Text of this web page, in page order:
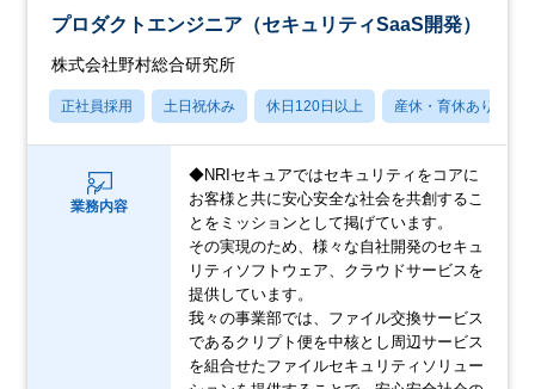
プロダクトエンジニア（セキュリティSaaS開発）
株式会社野村総合研究所
正社員採用 土日祝休み 休日120日以上 産休・育休あり
業務内容
◆NRIセキュアではセキュリティをコアに
お客様と共に安心安全な社会を共創するこ
とをミッションとして掲げています。
その実現のため、様々な自社開発のセキュ
リティソフトウェア、クラウドサービスを
提供しています。
我々の事業部では、ファイル交換サービス
であるクリプト便を中核とし周辺サービス
を組合せたファイルセキュリティソリュー